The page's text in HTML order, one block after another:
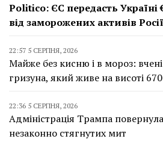
Politico: ЄС передасть Україні
від заморожених активів Росії
22:57 5 СЕРПНЯ, 2026
Майже без кисню і в мороз:
гризуна, який живе на висоті
22:36 5 СЕРПНЯ, 2026
Адміністрація Трампа
незаконно стягнутих мит